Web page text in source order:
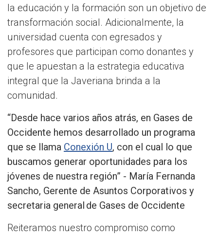
la educación y la formación son un objetivo de
transformación social. Adicionalmente, la
universidad cuenta con egresados y
profesores que participan como donantes y
que le apuestan a la estrategia educativa
integral que la Javeriana brinda a la
comunidad.
“Desde hace varios años atrás, en Gases de
Occidente hemos desarrollado un programa
que se llama Conexión U, con el cual lo que
buscamos generar oportunidades para los
jóvenes de nuestra región” - María Fernanda
Sancho, Gerente de Asuntos Corporativos y
secretaria general de Gases de Occidente
Reiteramos nuestro compromiso como